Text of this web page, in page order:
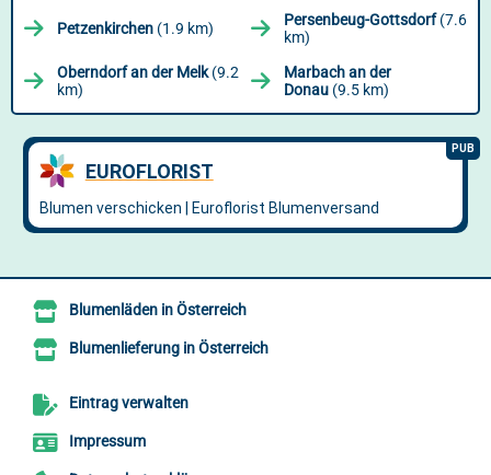
Petzenkirchen (1.9 km) Persenbeug-Gottsdorf(7.6
km)
Oberndorf an der Melk(9.2
km)
Marbach an der
Donau (9.5 km)
Blumenläden in Österreich
Blumenlieferung in Österreich
Eintrag verwalten
Impressum